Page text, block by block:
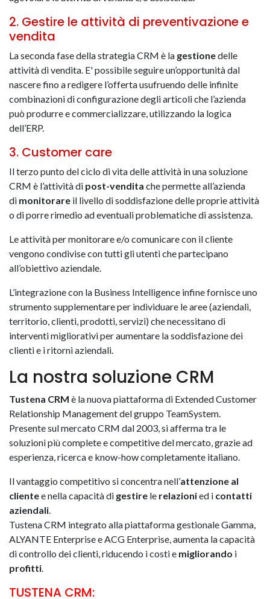
2. Gestire le attività di preventivazione e
vendita
La seconda fase della strategia CRM è la gestionedelle
attività di vendita. E' possibile seguire un’opportunità dal
nascere fino a redigere l’offerta usufruendo delle infinite
combinazioni di configurazione degli articoli che l’azienda
può produrre e commercializzare, utilizzando la logica
dell’ERP.
3. Customer care
Il terzo punto del ciclo di vita delle attività in una soluzione
CRM è l’attività di post-vendita che permette all’azienda
di monitorare il livello di soddisfazione delle proprie attività
o di porre rimedio ad eventuali problematiche di assistenza.
Le attività per monitorare e/o comunicare con il cliente
vengono condivise con tutti gli utenti che partecipano
all’obiettivo aziendale.
L’integrazione con la Business Intelligence infine fornisce uno
strumento supplementare per individuare le aree (aziendali,
territorio, clienti, prodotti, servizi) che necessitano di
interventi migliorativi per aumentare la soddisfazione dei
clienti e i ritorni aziendali.
La nostra soluzione CRM
Tustena CRM è la nuova piattaforma di Extended Customer
Relationship Management del gruppo TeamSystem.
Presente sul mercato CRM dal 2003, si afferma tra le
soluzionipiùcompletee competitive del mercato, grazie ad
esperienza, ricerca e know-how completamente italiano.
Il vantaggio competitivo si concentranell’attenzione al
clientee nella capacità di gestire le relazionied i contatti
aziendali.
Tustena CRM integrato alla piattaforma gestionale Gamma,
ALYANTE Enterprise e ACG Enterprise, aumenta la capacità
di controllo dei clienti,riducendo i costie migliorando i
profitti.
TUSTENA CRM: